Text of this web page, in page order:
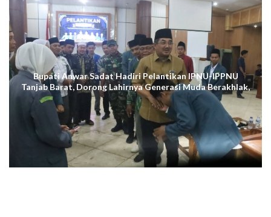
Bupati Anwar Sadat Hadiri Pelantikan IPNU-IPPNU
Tanjab Barat, Dorong Lahirnya Generasi Muda Berakhlak,
Cerdas Digital, dan Berdaya Saing